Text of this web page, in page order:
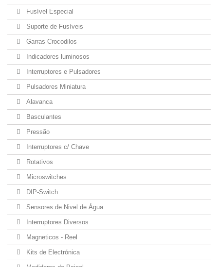
Fusível Especial
Suporte de Fusíveis
Garras Crocodilos
Indicadores luminosos
Interruptores e Pulsadores
Pulsadores Miniatura
Alavanca
Basculantes
Pressão
Interruptores c/ Chave
Rotativos
Microswitches
DIP-Switch
Sensores de Nivel de Água
Interruptores Diversos
Magneticos - Reel
Kits de Electrónica